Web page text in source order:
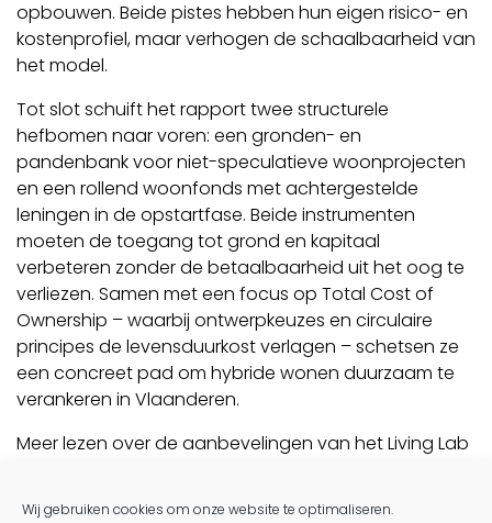
Wij gebruiken cookies om onze website te optimaliseren.
opbouwen. Beide pistes hebben hun eigen risico- en
kostenprofiel, maar verhogen de schaalbaarheid van
het model.
Tot slot schuift het rapport twee structurele
hefbomen naar voren: een gronden- en
pandenbank voor niet-speculatieve woonprojecten
en een rollend woonfonds met achtergestelde
leningen in de opstartfase. Beide instrumenten
moeten de toegang tot grond en kapitaal
verbeteren zonder de betaalbaarheid uit het oog te
verliezen. Samen met een focus op Total Cost of
Ownership – waarbij ontwerpkeuzes en circulaire
principes de levensduurkost verlagen – schetsen ze
een concreet pad om hybride wonen duurzaam te
verankeren in Vlaanderen.
Meer lezen over de aanbevelingen van het Living Lab
Wooncoop brengt coöperanten samen op de expo